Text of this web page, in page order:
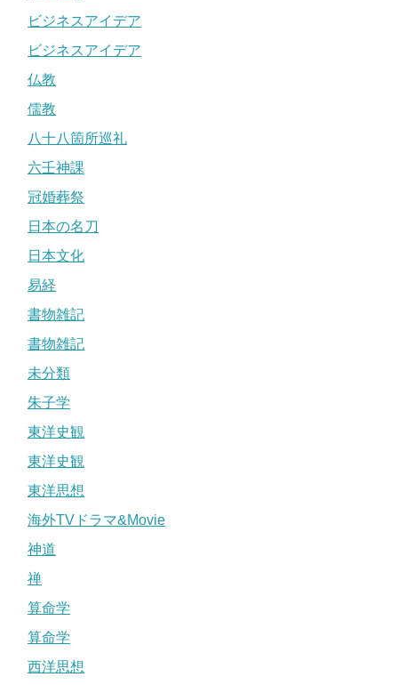
ビジネスアイデア
ビジネスアイデア
仏教
儒教
八十八箇所巡礼
六壬神課
冠婚葬祭
日本の名刀
日本文化
易経
書物雑記
書物雑記
未分類
朱子学
東洋史観
東洋史観
東洋思想
海外TVドラマ&Movie
神道
禅
算命学
算命学
西洋思想